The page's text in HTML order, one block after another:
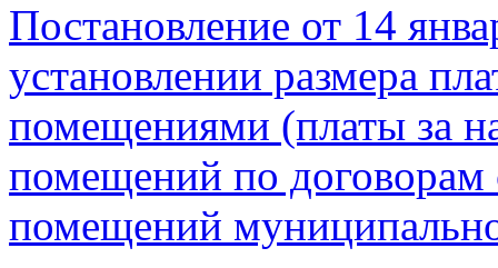
Постановление от 14
установлении размера
помещениями (платы за
помещений по
помещений